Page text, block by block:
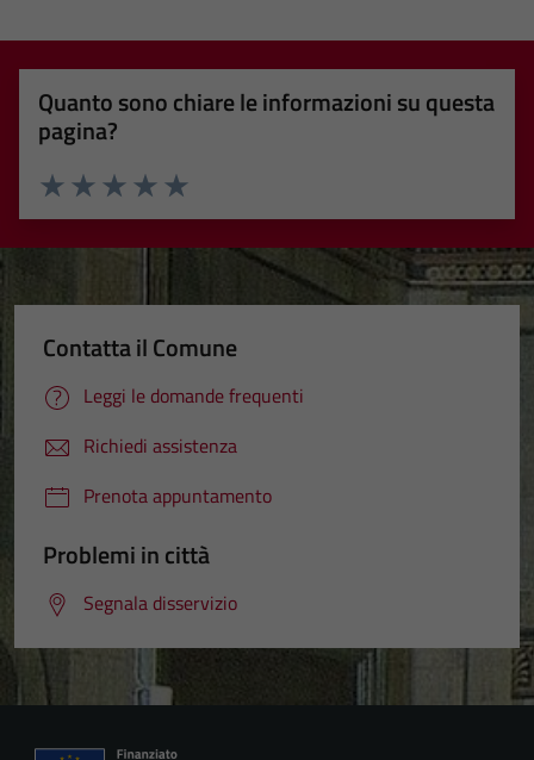
Quanto sono chiare le informazioni su questa
pagina?
Valuta 5 stelle su 5
Valuta 4 stelle su 5
Valuta 3 stelle su 5
Valuta 2 stelle su 5
Valuta 1 stelle su 5
Contatta il Comune
Leggi le domande frequenti
Richiedi assistenza
Prenota appuntamento
Problemi in città
Segnala disservizio